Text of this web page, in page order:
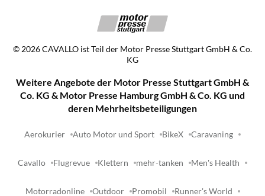
© 2026CAVALLO ist Teil der Motor Presse Stuttgart GmbH & Co.
KG
Weitere Angebote der Motor Presse Stuttgart GmbH &
Co. KG & Motor Presse Hamburg GmbH & Co. KG und
deren Mehrheitsbeteiligungen
Aerokurier Auto Motor und Sport BikeX Caravaning
Cavallo Flugrevue Klettern mehr-tanken Men's Health
Motorradonline Outdoor Promobil Runner's World